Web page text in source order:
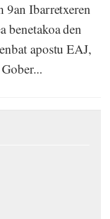
9an Ibarretxeren
benetakoa den
apostu EAJ,